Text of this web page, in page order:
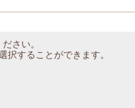
さい。
することができます。